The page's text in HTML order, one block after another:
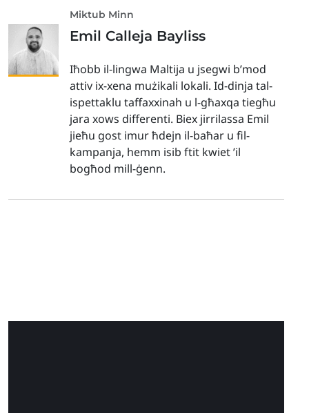
Miktub Minn
Emil Calleja Bayliss
Iħobb il-lingwa Maltija u jsegwi b’mod
attiv ix-xena mużikali lokali. Id-dinja tal-
ispettaklu taffaxxinah u l-għaxqa tiegħu
jara xows differenti. Biex jirrilassa Emil
jieħu gost imur ħdejn il-baħar u fil-
kampanja, hemm isib ftit kwiet ’il
bogħod mill-ġenn.